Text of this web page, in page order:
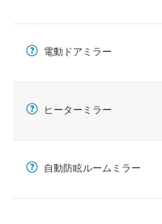
電動ドアミラー
ヒーターミラー
自動防眩ルームミラー